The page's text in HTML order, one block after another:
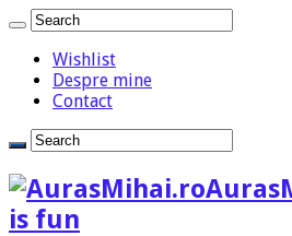
Wishlist
Despre mine
Contact
is fun